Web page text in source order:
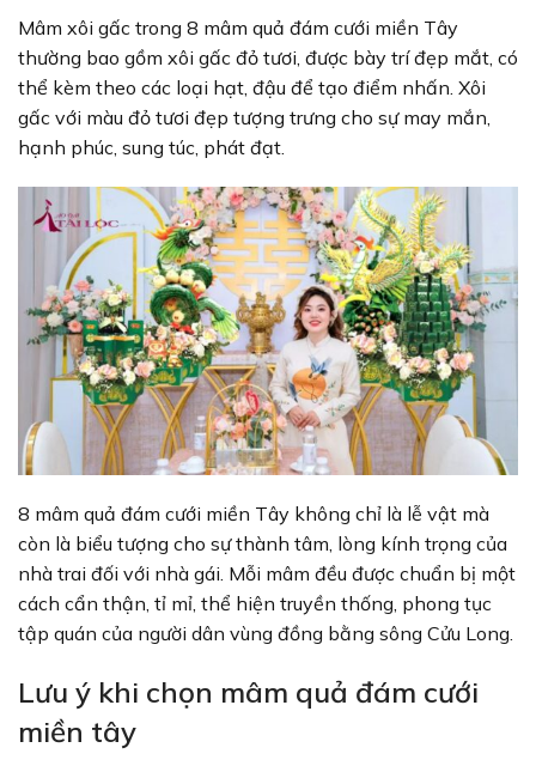
Mâm xôi gấc trong 8 mâm quả đám cưới miền Tây
thường bao gồm xôi gấc đỏ tươi, được bày trí đẹp mắt, có
thể kèm theo các loại hạt, đậu để tạo điểm nhấn. Xôi
gấc với màu đỏ tươi đẹp tượng trưng cho sự may mắn,
hạnh phúc, sung túc, phát đạt.
8 mâm quả đám cưới miền Tây không chỉ là lễ vật mà
còn là biểu tượng cho sự thành tâm, lòng kính trọng của
nhà trai đối với nhà gái. Mỗi mâm đều được chuẩn bị một
cách cẩn thận, tỉ mỉ, thể hiện truyền thống, phong tục
tập quán của người dân vùng đồng bằng sông Cửu Long.
Lưu ý khi chọn mâm quả đám cưới
miền tây